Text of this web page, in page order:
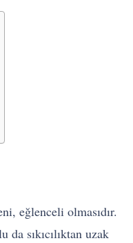
eğlenceli olmasıdır.
da sıkıcılıktan uzak